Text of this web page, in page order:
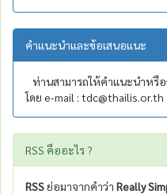
คำแนะนำและข้อเสนอแนะ
ท่านสามารถให้คำแนะนำหรือ
โดย e-mail : tdc@thailis.or.th
RSS คืออะไร ?
RSSย่อมาจากคำว่า Really